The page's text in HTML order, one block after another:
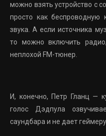
можно взять устройство с
просто как беспроводную
звука. А если источника
то можно включить
неплохой FM-тюнер.
И, конечно, Петр Гланц —
голос Дэдпула
саундбара и не дает геймеру